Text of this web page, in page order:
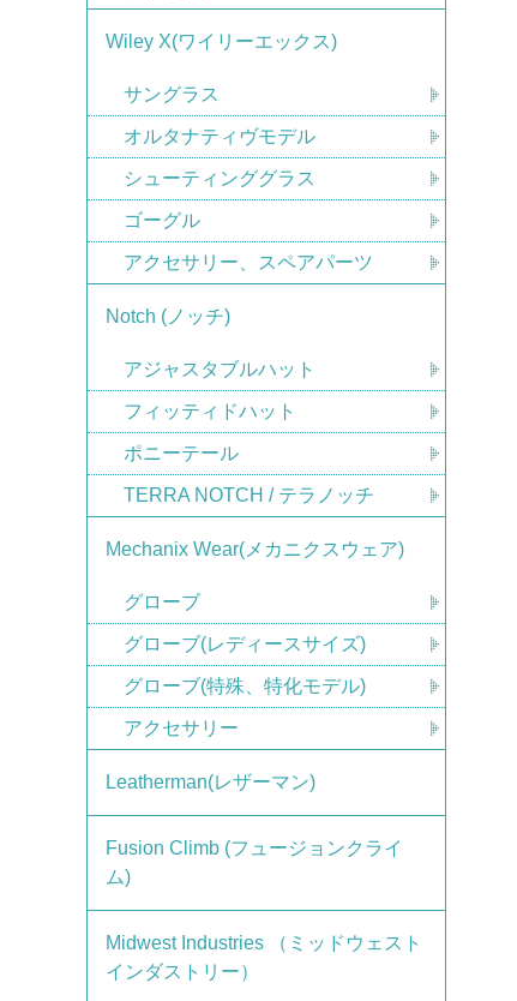
Wiley X(ワイリーエックス)
サングラス
オルタナティヴモデル
シューティンググラス
ゴーグル
アクセサリー、スペアパーツ
Notch (ノッチ)
アジャスタブルハット
フィッティドハット
ポニーテール
TERRA NOTCH / テラノッチ
Mechanix Wear(メカニクスウェア)
グローブ
グローブ(レディースサイズ)
グローブ(特殊、特化モデル)
アクセサリー
Leatherman(レザーマン)
Fusion Climb (フュージョンクライ
ム)
Midwest Industries （ミッドウェスト
インダストリー）